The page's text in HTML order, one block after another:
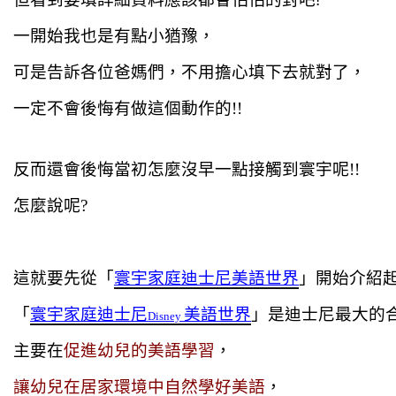
一開始我也是有點小猶豫，
可是告訴各位爸媽們，不用擔心填下去就對了，
一定不會後悔有做這個動作的!!
反而還會後悔當初怎麼沒早一點接觸到寰宇呢!!
怎麼說呢?
這就要先從「 寰宇家庭迪士尼美語世界 」開始介紹
「 寰宇家庭迪士尼Disney 美語世界 」是迪士尼最大的
主要在促進幼兒的美語學習 ，
讓幼兒在居家環境中自然學好美語 ，